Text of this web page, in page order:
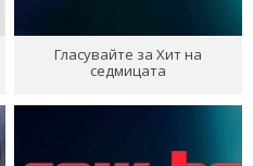
Гласувайте за Хит на
седмицата